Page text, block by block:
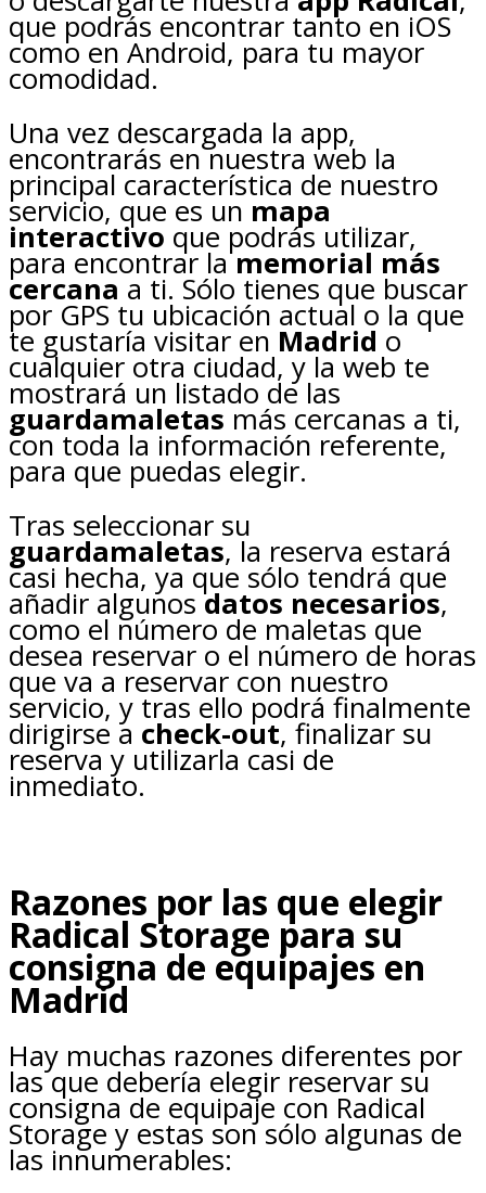
que podrás encontrar tanto en iOS
como en Android, para tu mayor
comodidad.
Una vez descargada la app,
encontrarás en nuestra web la
principal característica de nuestro
servicio, que es un mapa
interactivo que podrás utilizar,
para encontrar lamemorial más
cercana a ti. Sólo tienes que buscar
por GPS tu ubicación actual o la que
te gustaría visitar en Madrid o
cualquier otra ciudad, y la web te
mostrará un listado de las
guardamaletas más cercanas a ti,
con toda la información referente,
para que puedas elegir.
Tras seleccionar su
guardamaletas, la reserva estará
casi hecha, ya que sólo tendrá que
añadir algunos datos necesarios,
como el número de maletas que
desea reservar o el número de horas
que va a reservar con nuestro
servicio, y tras ello podrá finalmente
dirigirse a check-out, finalizar su
reserva y utilizarla casi de
inmediato.
Razones por las que elegir
Radical Storage para su
consigna de equipajes en
Madrid
Hay muchas razones diferentes por
las que debería elegir reservar su
consigna de equipaje con Radical
Storage y estas son sólo algunas de
las innumerables: